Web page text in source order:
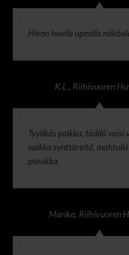
Hieno huvila upealla
K.L., Riihivuoren
Tyylikäs paikka, täällä voisi
vaikka synttäreitä,
porukka.
Marika, Riihivuoren